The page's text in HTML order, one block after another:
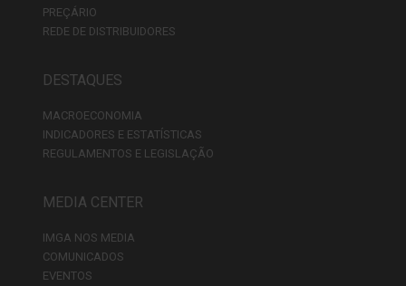
PREÇÁRIO
REDE DE DISTRIBUIDORES
DESTAQUES
MACROECONOMIA
INDICADORES E ESTATÍSTICAS
REGULAMENTOS E LEGISLAÇÃO
MEDIA CENTER
IMGA NOS MEDIA
COMUNICADOS
EVENTOS